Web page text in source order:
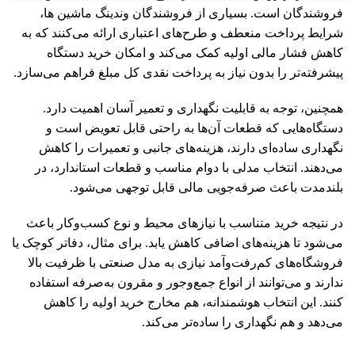
فروشندگان است. بسیاری از فروشندگان وندینگ ماشین ها،
شرایط پرداخت منعطف و طرح‌های اعتباری ارائه می‌کنند که به
کاهش فشار مالی اولیه کمک می‌کند و امکان خرید دستگاه
پیشرفته‌تر را بدون نیاز به پرداخت نقدی کل مبلغ فراهم می‌سازد.
همچنین، توجه به قابلیت نگهداری و تعمیر آسان اهمیت دارد.
دستگاه‌هایی که قطعات آن‌ها به راحتی قابل تعویض است و
نگهداری ساده‌ای دارند، هزینه‌های جانبی و تعمیرات را کاهش
می‌دهند. انتخاب مدلی با دوام مناسب و قطعات استاندارد، در
بلندمدت باعث صرفه‌جویی مالی قابل توجهی می‌شود.
در نتیجه خرید متناسب با نیازهای محیط و نوع کسب‌وکار باعث
می‌شود تا هزینه‌های اضافی کاهش یابد. برای مثال، دفاتر کوچک یا
فروشگاه‌های کم‌رفت‌وآمد نیازی به مدل صنعتی با ظرفیت بالا
ندارند و می‌توانند از انواع جمع‌وجور و مقرون ‌به‌صرفه استفاده
کنند. این انتخاب هوشمندانه، هم مخارج خرید اولیه را کاهش
می‌دهد و هم نگهداری را ساده‌تر می‌کند.